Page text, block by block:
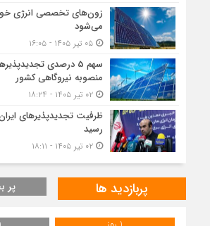
زون‌های تخصصی انرژی
می‌شود
۰۵ تیر ۱۴۰۵ - ۱۶:۰۵
سهم 5 درصدی
منصوبه نیروگاهی کشور
۰۲ تیر ۱۴۰۵ - ۱۸:۲۴
رسید
۰۲ تیر ۱۴۰۵ - ۱۸:۱۱
پربازدید ها پر